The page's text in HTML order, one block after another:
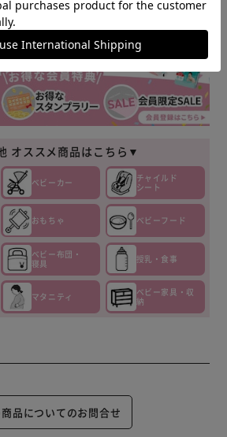
オススメ商品はこちら▼
ベビーカー
チャイルド
シート
おもちゃ ベビーフード
ベビー布団・
寝具
授乳・食事
マタニティ
ベビー家具・収
納
品についてのお問合せ